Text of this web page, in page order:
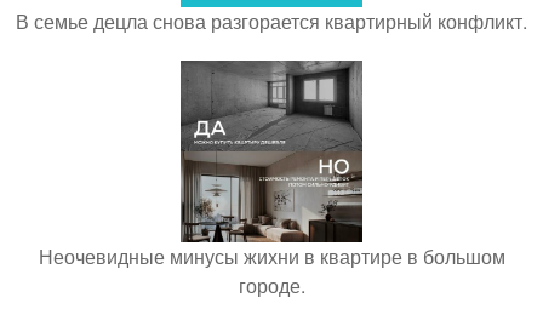
В семье децла снова разгорается квартирный конфликт.
Неочевидные минусы жихни в квартире в большом
городе.